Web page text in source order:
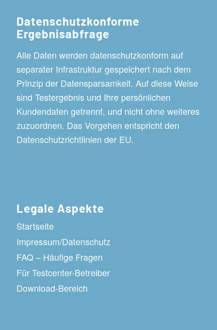
Datenschutzkonforme
Ergebnisabfrage
Alle Daten werden datenschutzkonform auf
separater Infrastruktur gespeichert nach dem
Prinzip der Datensparsamkeit. Auf diese Weise
sind Testergebnis und Ihre persönlichen
Kundendaten getrennt, und nicht ohne weiteres
zuzuordnen. Das Vorgehen entspricht den
Datenschutzrichtlinien der EU.
Legale Aspekte
Startseite
Impressum/Datenschutz
FAQ – Häufige Fragen
Für Testcenter-Betreiber
Download-Bereich